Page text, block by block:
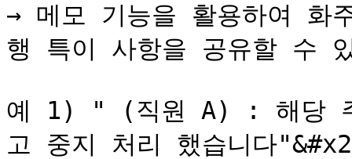
→ 메모 기능을 활용하여 화
행 특이 사항을 공유할 수
예 1) " (직원 A) : 해당 주
고 중지 처리 했습니다